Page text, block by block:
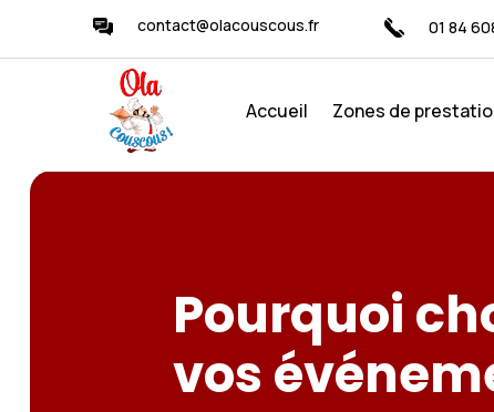
contact@olacouscous.fr 01 84
Accueil Zones de
Pourquoi
vos